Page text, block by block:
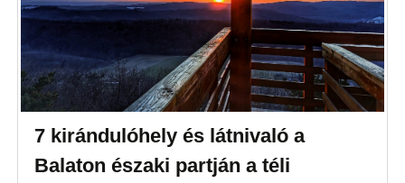
7 kirándulóhely és látnivaló a
Balaton északi partján a téli